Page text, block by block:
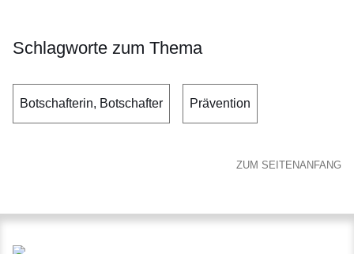
Schlagworte zum Thema
Botschafterin, Botschafter Prävention
ZUM SEITENANFANG